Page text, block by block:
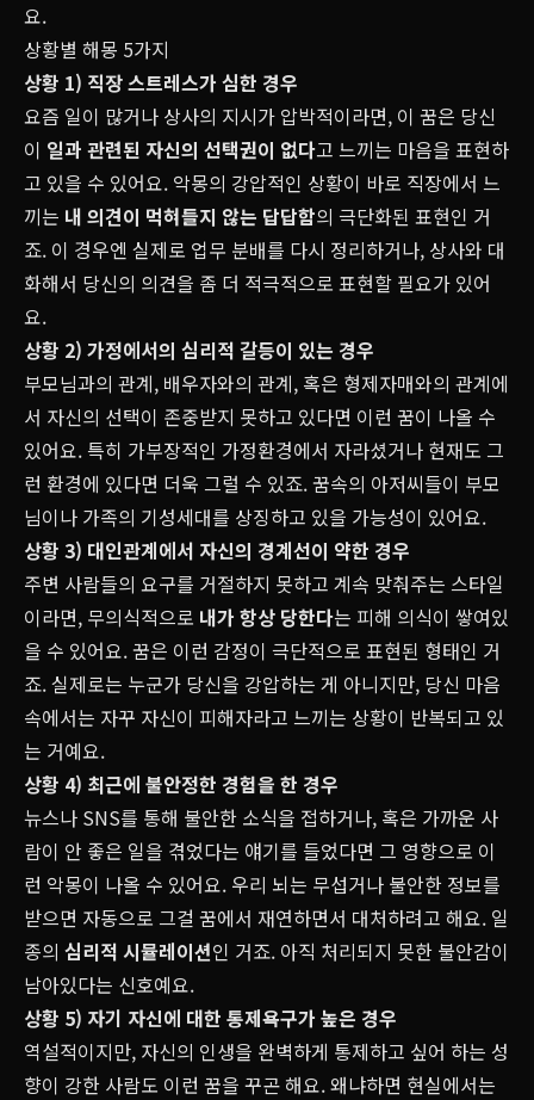
요.
상황별 해몽 5가지
상황 1) 직장 스트레스가 심한 경우
요즘 일이 많거나 상사의 지시가 압박적이라면, 이 꿈은 당신
이 일과 관련된 자신의 선택권이 없다고 느끼는 마음을 표현하
고 있을 수 있어요. 악몽의 강압적인 상황이 바로 직장에서 느
끼는 내 의견이 먹혀들지 않는 답답함의 극단화된 표현인 거
죠. 이 경우엔 실제로 업무 분배를 다시 정리하거나, 상사와 대
화해서 당신의 의견을 좀 더 적극적으로 표현할 필요가 있어
요.
상황 2) 가정에서의 심리적 갈등이 있는 경우
부모님과의 관계, 배우자와의 관계, 혹은 형제자매와의 관계에
서 자신의 선택이 존중받지 못하고 있다면 이런 꿈이 나올 수
있어요. 특히 가부장적인 가정환경에서 자라셨거나 현재도 그
런 환경에 있다면 더욱 그럴 수 있죠. 꿈속의 아저씨들이 부모
님이나 가족의 기성세대를 상징하고 있을 가능성이 있어요.
상황 3) 대인관계에서 자신의 경계선이 약한 경우
주변 사람들의 요구를 거절하지 못하고 계속 맞춰주는 스타일
이라면, 무의식적으로 내가 항상 당한다는 피해 의식이 쌓여있
을 수 있어요. 꿈은 이런 감정이 극단적으로 표현된 형태인 거
죠. 실제로는 누군가 당신을 강압하는 게 아니지만, 당신 마음
속에서는 자꾸 자신이 피해자라고 느끼는 상황이 반복되고 있
는 거예요.
상황 4) 최근에 불안정한 경험을 한 경우
뉴스나 SNS를 통해 불안한 소식을 접하거나, 혹은 가까운 사
람이 안 좋은 일을 겪었다는 얘기를 들었다면 그 영향으로 이
런 악몽이 나올 수 있어요. 우리 뇌는 무섭거나 불안한 정보를
받으면 자동으로 그걸 꿈에서 재연하면서 대처하려고 해요. 일
종의 심리적 시뮬레이션인 거죠. 아직 처리되지 못한 불안감이
남아있다는 신호예요.
상황 5) 자기 자신에 대한 통제욕구가 높은 경우
역설적이지만, 자신의 인생을 완벽하게 통제하고 싶어 하는 성
향이 강한 사람도 이런 꿈을 꾸곤 해요. 왜냐하면 현실에서는